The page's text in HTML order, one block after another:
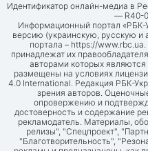
Идентификатор онлайн-медиа в
— R40-
Информационный портал «РБК-
версию (украинскую, русскую и
портала – https://www.rbc.ua
принадлежат их
авторами которых
размещены на условиях
4.0 International. Редакция РБК-
зрения авторов.
опровержению и
достоверность и содержание
рекламодатель. Материалы,
релизы", "Спецпроект",
"Благотворительность",